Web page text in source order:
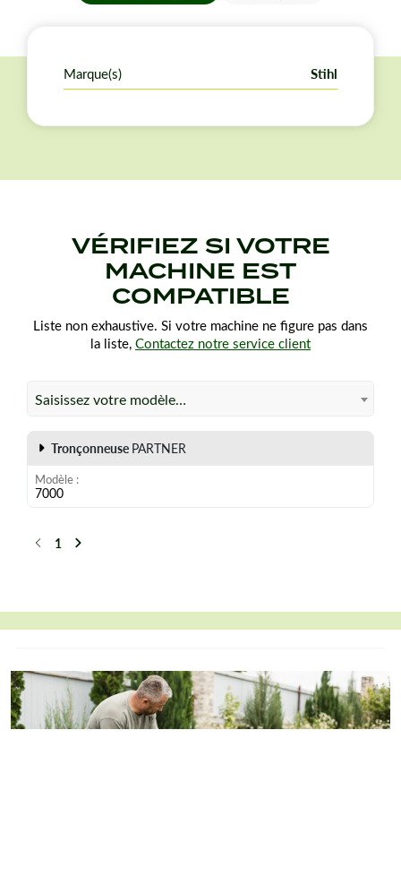
Marque(s) Stihl
VÉRIFIEZ SI VOTRE
MACHINE EST
COMPATIBLE
Liste non exhaustive. Si votre machine ne figure pas dans
la liste, Contactez notre service client
Saisissez votre modèle…
Tronçonneuse PARTNER
Modèle
7000
Précédent
1 Suivant